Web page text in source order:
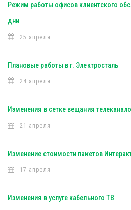
Режим работы офисов клиентского
дни
25 апреля
Плановые работы в г. Электросталь
24 апреля
Изменения в сетке вещания
21 апреля
Изменение стоимости пакетов
17 апреля
Изменения в услуге кабельного ТВ